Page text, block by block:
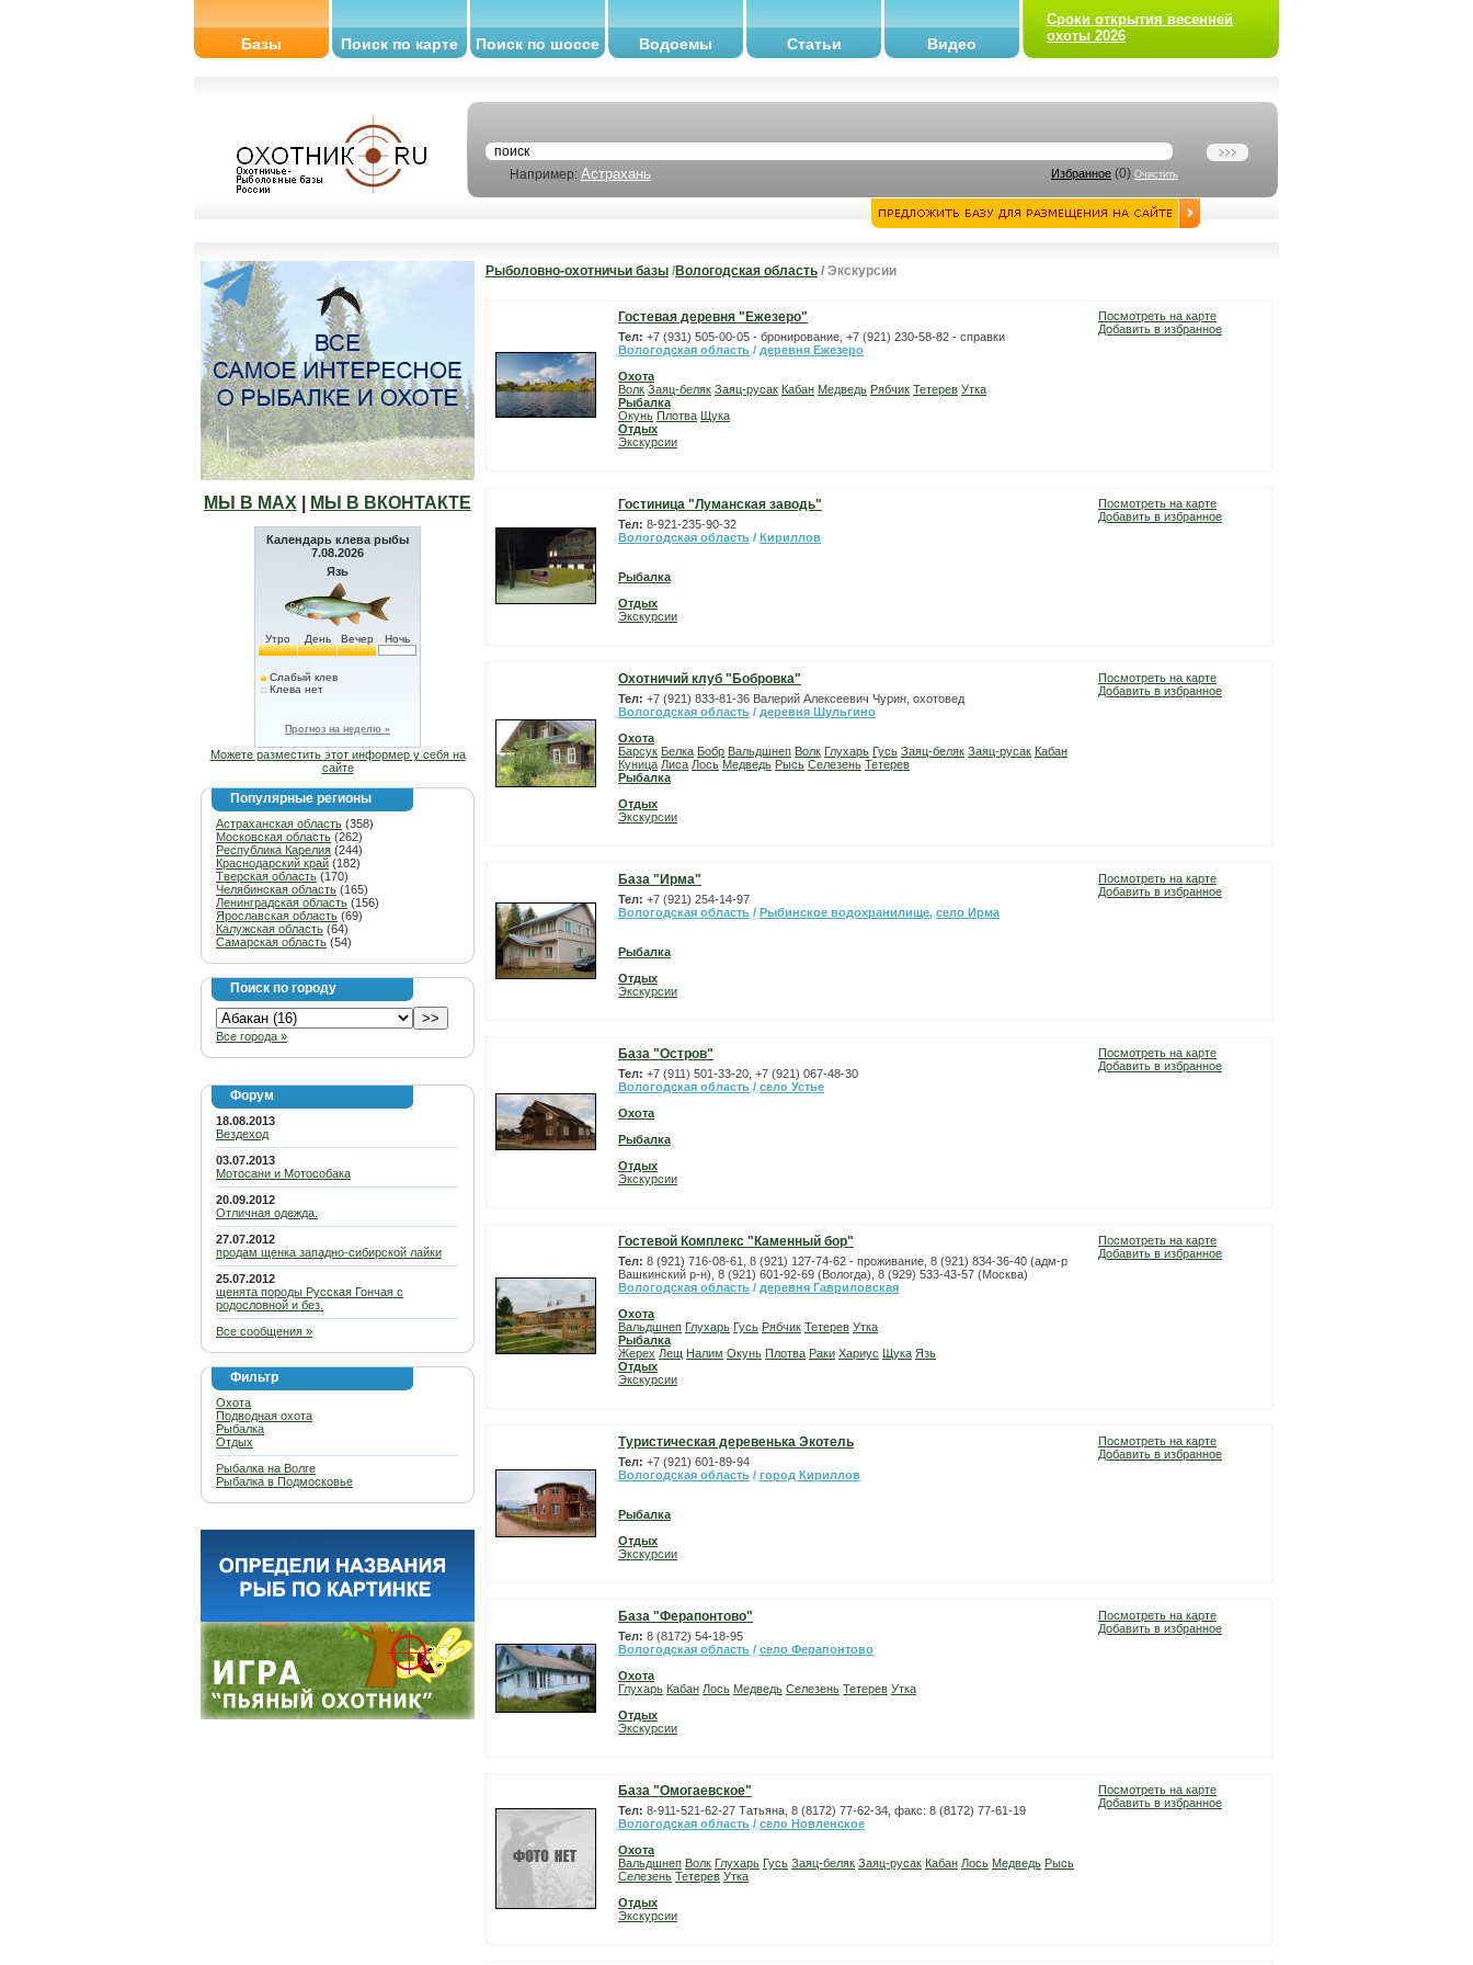
Базы Поиск по карте Поиск по шоссе Водоемы Статьи Видео
Сроки открытия весенней
охоты 2026
Например: Астрахань Избранное (0) Очистить
МЫ В МАХ МЫ В ВКОНТАКТЕ
Календарь клева рыбы
7.08.2026
Язь
Утро День Вечер Ночь
Слабый клев
Клева нет
Прогноз на неделю »
Можете разместить этот информер у себя на
сайте
Популярные регионы
Астраханская область (358)
Московская область (262)
Республика Карелия (244)
Краснодарский край (182)
Тверская область (170)
Челябинская область (165)
Ленинградская область (156)
Ярославская область (69)
Калужская область (64)
Самарская область (54)
Поиск по городу
Все города »
Форум
18.08.2013
Вездеход
03.07.2013
Мотосани и Мотособака
20.09.2012
Отличная одежда.
27.07.2012
продам щенка западно-сибирской лайки
25.07.2012
щенята породы Русская Гончая с
родословной и без.
Все сообщения »
Фильтр
Охота
Подводная охота
Рыбалка
Отдых
Рыбалка на Волге
Рыбалка в Подмосковье
Рыболовно-охотничьи базы /Вологодская область / Экскурсии
Гостевая деревня "Ежезеро"
Тел: +7 (931) 505-00-05 - бронирование, +7 (921) 230-58-82 - справки
Вологодская область / деревня Ежезеро
Охота
Волк Заяц-беляк Заяц-русак Кабан Медведь Рябчик Тетерев Утка
Рыбалка
Окунь Плотва Щука
Отдых
Экскурсии
Посмотреть на карте
Добавить в избранное
Гостиница "Луманская заводь"
Тел: 8-921-235-90-32
Вологодская область / Кириллов
Рыбалка
Отдых
Экскурсии
Посмотреть на карте
Добавить в избранное
Охотничий клуб "Бобровка"
Тел: +7 (921) 833-81-36 Валерий Алексеевич Чурин, охотовед
Вологодская область / деревня Шульгино
Охота
Барсук Белка Бобр Вальдшнеп Волк Глухарь Гусь Заяц-беляк Заяц-русак Кабан
Куница Лиса Лось Медведь Рысь Селезень Тетерев
Рыбалка
Отдых
Экскурсии
Посмотреть на карте
Добавить в избранное
База "Ирма"
Тел: +7 (921) 254-14-97
Вологодская область / Рыбинское водохранилище, село Ирма
Рыбалка
Отдых
Экскурсии
Посмотреть на карте
Добавить в избранное
База "Остров"
Тел: +7 (911) 501-33-20, +7 (921) 067-48-30
Вологодская область / село Устье
Охота
Рыбалка
Отдых
Экскурсии
Посмотреть на карте
Добавить в избранное
Гостевой Комплекс "Каменный бор"
Тел: 8 (921) 716-08-61, 8 (921) 127-74-62 - проживание, 8 (921) 834-36-40 (адм-р
Вашкинский р-н), 8 (921) 601-92-69 (Вологда), 8 (929) 533-43-57 (Москва)
Вологодская область / деревня Гавриловская
Охота
Вальдшнеп Глухарь Гусь Рябчик Тетерев Утка
Рыбалка
Жерех Лещ Налим Окунь Плотва Раки Хариус Щука Язь
Отдых
Экскурсии
Посмотреть на карте
Добавить в избранное
Туристическая деревенька Экотель
Тел: +7 (921) 601-89-94
Вологодская область / город Кириллов
Рыбалка
Отдых
Экскурсии
Посмотреть на карте
Добавить в избранное
База "Ферапонтово"
Тел: 8 (8172) 54-18-95
Вологодская область / село Ферапонтово
Охота
Глухарь Кабан Лось Медведь Селезень Тетерев Утка
Отдых
Экскурсии
Посмотреть на карте
Добавить в избранное
База "Омогаевское"
Тел: 8-911-521-62-27 Татьяна, 8 (8172) 77-62-34, факс: 8 (8172) 77-61-19
Вологодская область / село Новленское
Охота
Вальдшнеп Волк Глухарь Гусь Заяц-беляк Заяц-русак Кабан Лось Медведь Рысь
Селезень Тетерев Утка
Отдых
Экскурсии
Посмотреть на карте
Добавить в избранное